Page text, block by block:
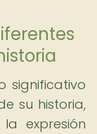
significativo
su historia,
expresión